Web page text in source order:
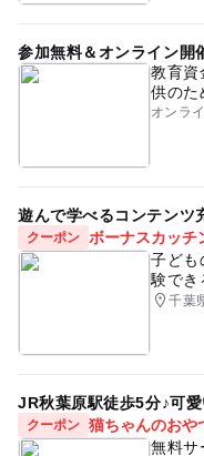
参加無料＆オンライン開
教育資
供のた
オンラ
遊んで学べるコンテンツ
クーポン
ボーナスカッチ
子ども
験でき
千葉
JR秋葉原駅徒歩5分♪可
クーポン 猫ちゃんのお
無料サ